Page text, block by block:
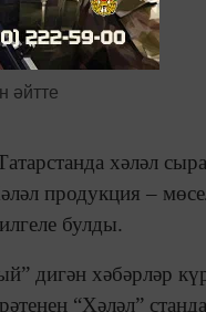
хәләл
продукция –
булды.
дигән хәбәрләр
“Хәләл”